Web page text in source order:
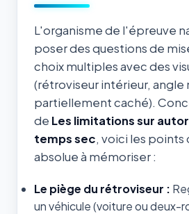
L'organisme de l'épreuve
poser des questions de
choix multiples avec des
(rétroviseur intérieur, angle
partiellement caché).
de Les limitations sur
temps sec, voici les
absolue à mémoriser :
Le piège du rétroviseur :
un véhicule (voiture ou deux-